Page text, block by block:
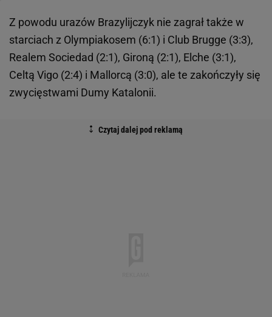
Z powodu urazów Brazylijczyk nie zagrał także w
starciach z Olympiakosem (6:1) i Club Brugge (3:3),
Realem Sociedad (2:1), Gironą (2:1), Elche (3:1),
Celtą Vigo (2:4) i Mallorcą (3:0), ale te zakończyły się
zwycięstwami Dumy Katalonii.